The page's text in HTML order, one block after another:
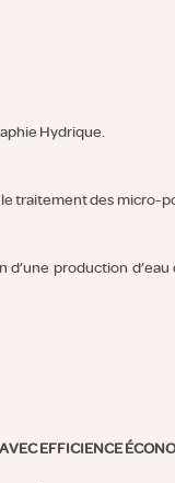
Hydrique.
traitement des micro-
d’une production
EFFICIENCE